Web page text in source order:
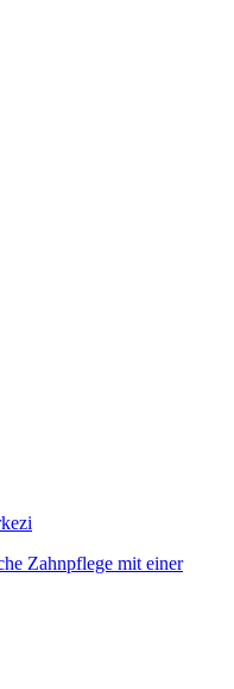
Zahnpflege mit einer